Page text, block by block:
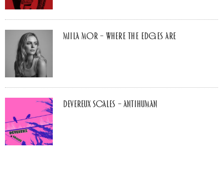
Miila Mor – Where The Edges Are
Devereux Scales – Antihuman